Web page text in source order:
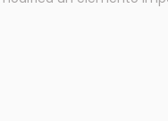
tecnológico que
cambios es que
a participar, y